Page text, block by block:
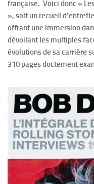
française. Voici donc «
», soit un recueil
offrant une immersion
dévoilant les multiples
évolutions de sa carrière
310 pages doctement